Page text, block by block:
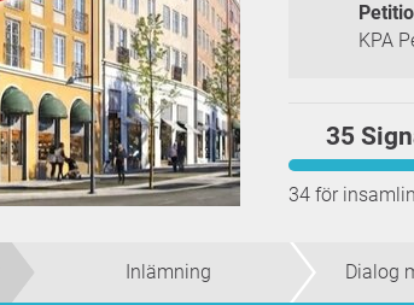
KPA
35
34 för
Inlämning Dialog